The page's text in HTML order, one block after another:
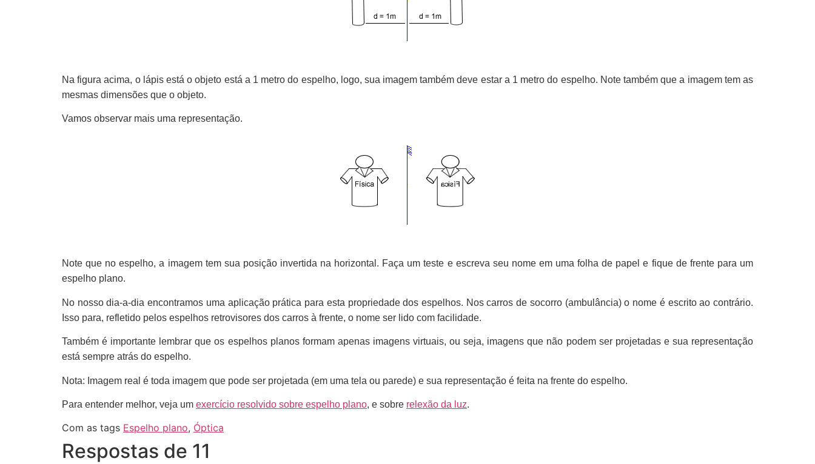
Na figura acima, o lápis está o objeto está a 1 metro do espelho, logo, sua imagem também deve estar a 1 metro do espelho. Note também que a imagem tem as
mesmas dimensões que o objeto.
Vamos observar mais uma representação.
Note que no espelho, a imagem tem sua posição invertida na horizontal. Faça um teste e escreva seu nome em uma folha de papel e fique de frente para um
espelho plano.
No nosso dia-a-dia encontramos uma aplicação prática para esta propriedade dos espelhos. Nos carros de socorro (ambulância) o nome é escrito ao contrário.
Isso para, refletido pelos espelhos retrovisores dos carros à frente, o nome ser lido com facilidade.
Também é importante lembrar que os espelhos planos formam apenas imagens virtuais, ou seja, imagens que não podem ser projetadas e sua representação
está sempre atrás do espelho.
Nota: Imagem real é toda imagem que pode ser projetada (em uma tela ou parede) e sua representação é feita na frente do espelho.
Para entender melhor, veja um exercício resolvido sobre espelho plano, e sobre relexão da luz.
Com as tags Espelho plano, Óptica
Respostas de 11